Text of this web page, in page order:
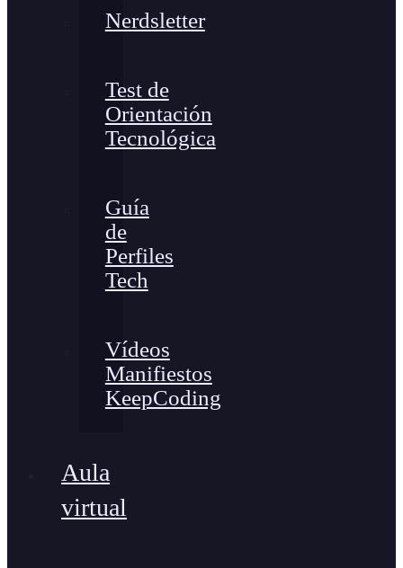
Nerdsletter
Test de
Orientación
Tecnológica
Guía
de
Perfiles
Tech
Vídeos
Manifiestos
KeepCoding
Aula
virtual